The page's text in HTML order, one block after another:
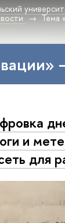
Тема
и
для